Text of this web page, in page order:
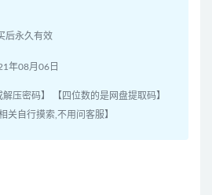
后永久有效
年08月06日
解压密码】 【四位数的是网盘提取码】
关自行摸索,不用问客服】